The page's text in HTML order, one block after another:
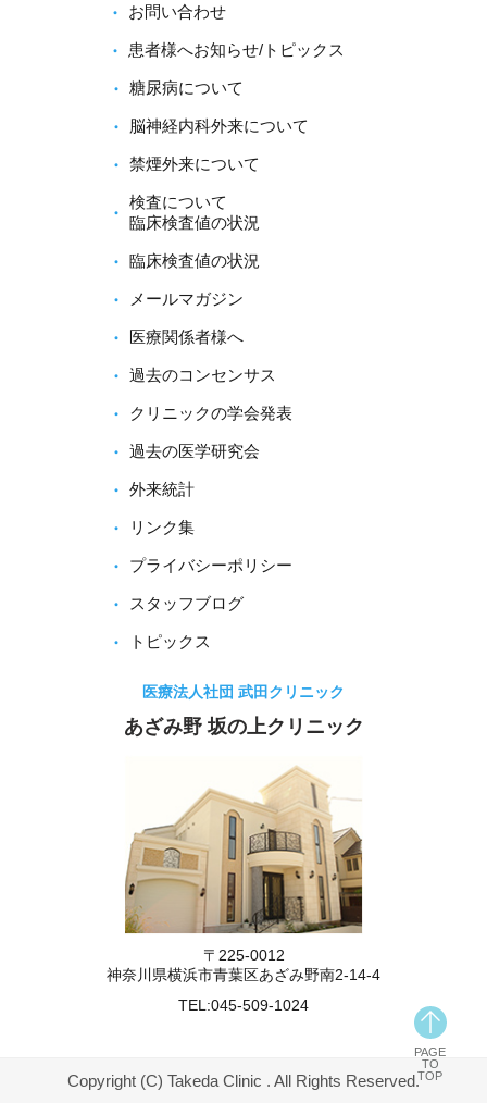
PAGE
TO
TOP
お問い合わせ
患者様へお知らせ/トピックス
糖尿病について
脳神経内科外来について
禁煙外来について
検査について
臨床検査値の状況
臨床検査値の状況
メールマガジン
医療関係者様へ
過去のコンセンサス
クリニックの学会発表
過去の医学研究会
外来統計
リンク集
プライバシーポリシー
スタッフブログ
トピックス
医療法人社団 武田クリニック
あざみ野 坂の上クリニック
〒225-0012
神奈川県横浜市青葉区あざみ野南2-14-4
TEL:045-509-1024
Copyright (C) Takeda Clinic . All Rights Reserved.